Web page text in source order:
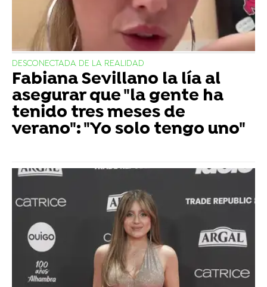
DESCONECTADA DE LA REALIDAD
Fabiana Sevillano la lía al
asegurar que "la gente ha
tenido tres meses de
verano": "Yo solo tengo uno"